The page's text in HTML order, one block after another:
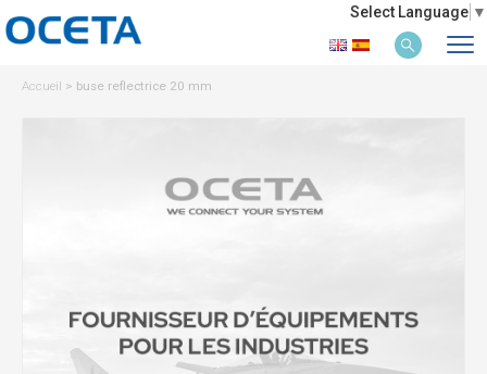
Select Language ▼
Accueil > buse reflectrice 20 mm